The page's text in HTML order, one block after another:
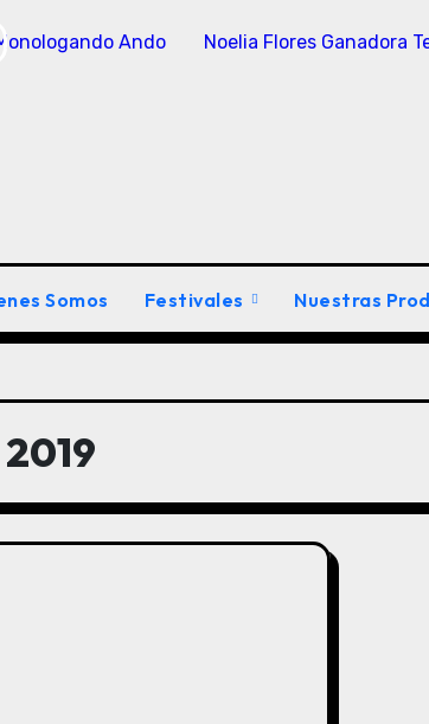
Ando Noelia Flores Ganadora
Somos Festivales Nuestras